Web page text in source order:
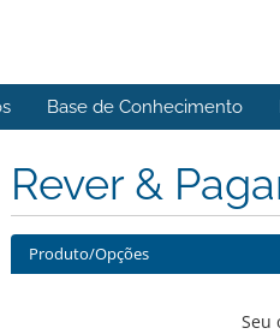
Base de Conhecimento
Rever &
Produto/Opções
Seu